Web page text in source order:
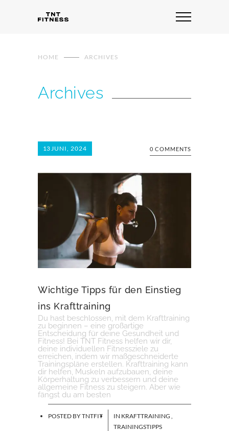
HOME ARCHIVES
Archives
13JUNI, 2024 0 COMMENTS
Wichtige Tipps für den Einstieg
ins Krafttraining
Du hast beschlossen, mit dem Krafttraining
zu beginnen – eine großartige
Entscheidung für deine Gesundheit und
Fitness! Bei TNT Fitness helfen wir dir,
deine individuellen Fitnessziele zu
erreichen, indem wir maßgeschneiderte
Trainingspläne erstellen. Krafttraining kann
dir helfen, Muskeln aufzubauen, deine
Körperhaltung zu verbessern und deine
allgemeine Fitness zu steigern. Aber wie
fängst du am besten
POSTED BYTNTFIT IN KRAFTTRAINING
TRAININGSTIPPS